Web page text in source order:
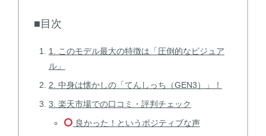
■目次
1. このモデル最大の特徴は「圧倒的なビジュア
ル」
2. 中身は懐かしの「てんしっち（GEN3）」！
3. 楽天市場での口コミ・評判チェック
良かった！というポジティブな声